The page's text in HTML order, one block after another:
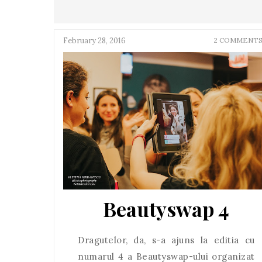
February 28, 2016 2 COMMENTS
Beautyswap 4
Dragutelor, da, s-a ajuns la editia cu
numarul 4 a Beautyswap-ului organizat